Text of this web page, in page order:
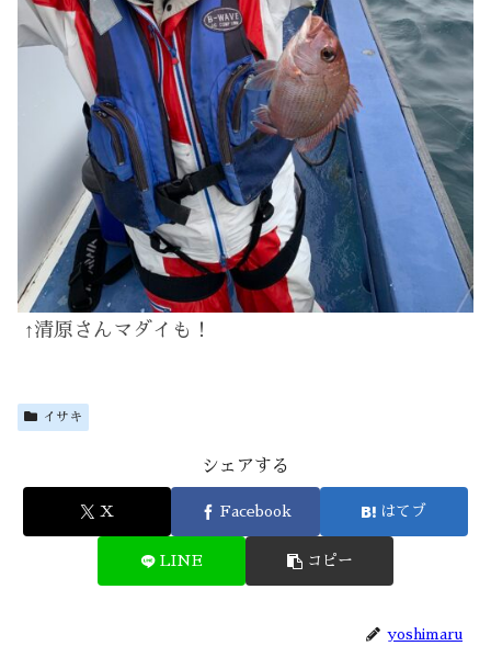
↑清原さんマダイも！
イサキ
シェアする
X Facebook はてブ
LINE コピー
yoshimaru